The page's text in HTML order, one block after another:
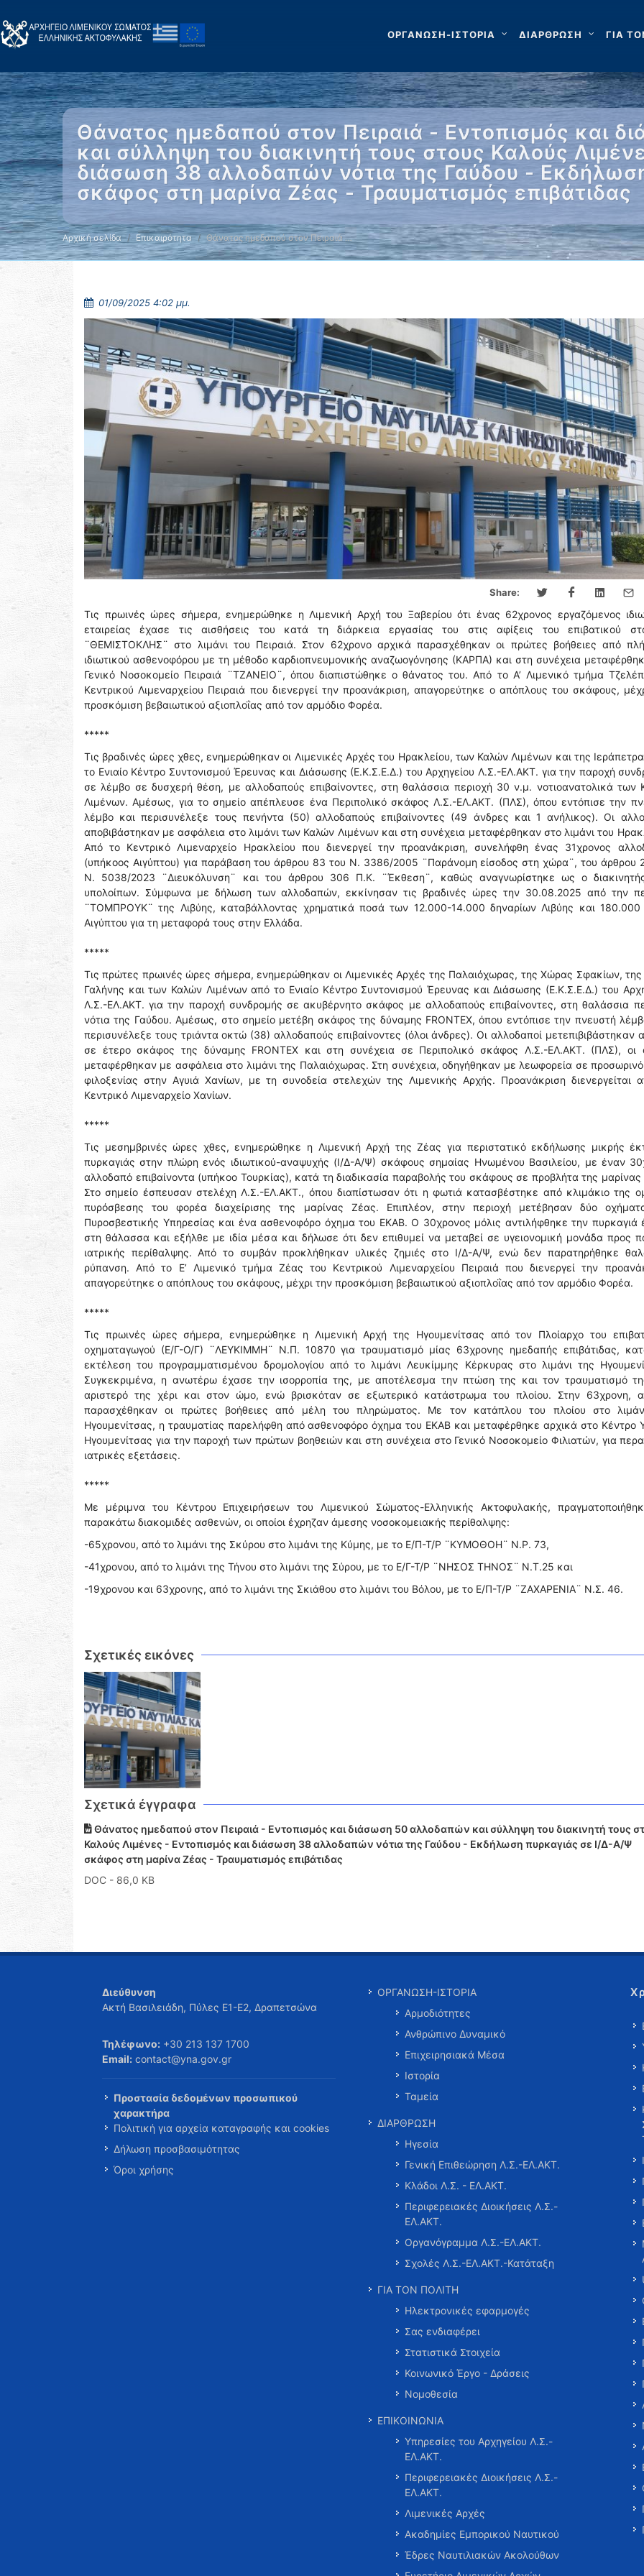
ΟΡΓΑΝΩΣΗ-ΙΣΤΟΡΙΑ ΔΙΑΡΘΡΩΣΗ ΓΙΑ
Θάνατος ημεδαπού στον Πειραιά - Εντοπισμός και
και σύλληψη του διακινητή τους στους Καλούς
διάσωση 38 αλλοδαπών νότια της Γαύδου -
σκάφος στη μαρίνα Ζέας - Τραυματισμός επιβάτιδας
Αρχική σελίδα Επικαιρότητα Θάνατος ημεδαπού στον Πειραιά …
01/09/2025 4:02 μμ.
Share:
Τις πρωινές ώρες σήμερα, ενημερώθηκε η Λιμενική Αρχή του Ξαβερίου ότι ένας 62χρονος εργαζόμενος
εταιρείας έχασε τις αισθήσεις του κατά τη διάρκεια εργασίας του στις αφίξεις του επιβατικού
¨ΘΕΜΙΣΤΟΚΛΗΣ¨ στο λιμάνι του Πειραιά. Στον 62χρονο αρχικά παρασχέθηκαν οι πρώτες βοήθειες από
ιδιωτικού ασθενοφόρου με τη μέθοδο καρδιοπνευμονικής αναζωογόνησης (ΚΑΡΠΑ) και στη συνέχεια
Γενικό Νοσοκομείο Πειραιά ¨ΤΖΑΝΕΙΟ¨, όπου διαπιστώθηκε ο θάνατος του. Από το Α’ Λιμενικό τμήμα
Κεντρικού Λιμεναρχείου Πειραιά που διενεργεί την προανάκριση, απαγορεύτηκε ο απόπλους του σκάφους,
προσκόμιση βεβαιωτικού αξιοπλοΐας από τον αρμόδιο Φορέα.
*****
Τις βραδινές ώρες χθες, ενημερώθηκαν οι Λιμενικές Αρχές του Ηρακλείου, των Καλών Λιμένων και της
το Ενιαίο Κέντρο Συντονισμού Έρευνας και Διάσωσης (Ε.Κ.Σ.Ε.Δ.) του Αρχηγείου Λ.Σ.-ΕΛ.ΑΚΤ. για την παροχή
σε λέμβο σε δυσχερή θέση, με αλλοδαπούς επιβαίνοντες, στη θαλάσσια περιοχή 30 ν.μ. νοτιοανατολικά των
Λιμένων. Αμέσως, για το σημείο απέπλευσε ένα Περιπολικό σκάφος Λ.Σ.-ΕΛ.ΑΚΤ. (ΠΛΣ), όπου εντόπισε την
λέμβο και περισυνέλεξε τους πενήντα (50) αλλοδαπούς επιβαίνοντες (49 άνδρες και 1 ανήλικος). Οι
αποβιβάστηκαν με ασφάλεια στο λιμάνι των Καλών Λιμένων και στη συνέχεια μεταφέρθηκαν στο λιμάνι του
Από το Κεντρικό Λιμεναρχείο Ηρακλείου που διενεργεί την προανάκριση, συνελήφθη ένας 31χρονος
(υπήκοος Αιγύπτου) για παράβαση του άρθρου 83 του Ν. 3386/2005 ¨Παράνομη είσοδος στη χώρα¨, του άρθρου
Ν. 5038/2023 ¨Διευκόλυνση¨ και του άρθρου 306 Π.Κ. ¨Έκθεση¨, καθώς αναγνωρίστηκε ως ο
υπολοίπων. Σύμφωνα με δήλωση των αλλοδαπών, εκκίνησαν τις βραδινές ώρες την 30.08.2025 από την
¨ΤΟΜΠΡΟΥΚ¨ της Λιβύης, καταβάλλοντας χρηματικά ποσά των 12.000-14.000 δηναρίων Λιβύης και 180.000
Αιγύπτου για τη μεταφορά τους στην Ελλάδα.
*****
Τις πρώτες πρωινές ώρες σήμερα, ενημερώθηκαν οι Λιμενικές Αρχές της Παλαιόχωρας, της Χώρας Σφακίων, της
Γαλήνης και των Καλών Λιμένων από το Ενιαίο Κέντρο Συντονισμού Έρευνας και Διάσωσης (Ε.Κ.Σ.Ε.Δ.) του
Λ.Σ.-ΕΛ.ΑΚΤ. για την παροχή συνδρομής σε ακυβέρνητο σκάφος με αλλοδαπούς επιβαίνοντες, στη θαλάσσια
νότια της Γαύδου. Αμέσως, στο σημείο μετέβη σκάφος της δύναμης FRONTEX, όπου εντόπισε την πνευστή
περισυνέλεξε τους τριάντα οκτώ (38) αλλοδαπούς επιβαίνοντες (όλοι άνδρες). Οι αλλοδαποί μετεπιβιβάστηκαν
σε έτερο σκάφος της δύναμης FRONTEX και στη συνέχεια σε Περιπολικό σκάφος Λ.Σ.-ΕΛ.ΑΚΤ. (ΠΛΣ), οι
μεταφέρθηκαν με ασφάλεια στο λιμάνι της Παλαιόχωρας. Στη συνέχεια, οδηγήθηκαν με λεωφορεία σε
φιλοξενίας στην Αγυιά Χανίων, με τη συνοδεία στελεχών της Λιμενικής Αρχής. Προανάκριση διενεργείται
Κεντρικό Λιμεναρχείο Χανίων.
*****
Τις μεσημβρινές ώρες χθες, ενημερώθηκε η Λιμενική Αρχή της Ζέας για περιστατικό εκδήλωσης μικρής
πυρκαγιάς στην πλώρη ενός ιδιωτικού-αναψυχής (Ι/Δ-Α/Ψ) σκάφους σημαίας Ηνωμένου Βασιλείου, με έναν
αλλοδαπό επιβαίνοντα (υπήκοο Τουρκίας), κατά τη διαδικασία παραβολής του σκάφους σε προβλήτα της
Στο σημείο έσπευσαν στελέχη Λ.Σ.-ΕΛ.ΑΚΤ., όπου διαπίστωσαν ότι η φωτιά κατασβέστηκε από κλιμάκιο της
πυρόσβεσης του φορέα διαχείρισης της μαρίνας Ζέας. Επιπλέον, στην περιοχή μετέβησαν δύο
Πυροσβεστικής Υπηρεσίας και ένα ασθενοφόρο όχημα του ΕΚΑΒ. Ο 30χρονος μόλις αντιλήφθηκε την πυρκαγιά
στη θάλασσα και εξήλθε με ιδία μέσα και δήλωσε ότι δεν επιθυμεί να μεταβεί σε υγειονομική μονάδα προς
ιατρικής περίθαλψης. Από το συμβάν προκλήθηκαν υλικές ζημιές στο Ι/Δ-Α/Ψ, ενώ δεν παρατηρήθηκε
ρύπανση. Από το Ε’ Λιμενικό τμήμα Ζέας του Κεντρικού Λιμεναρχείου Πειραιά που διενεργεί την
απαγορεύτηκε ο απόπλους του σκάφους, μέχρι την προσκόμιση βεβαιωτικού αξιοπλοΐας από τον αρμόδιο Φορέα.
*****
Τις πρωινές ώρες σήμερα, ενημερώθηκε η Λιμενική Αρχή της Ηγουμενίτσας από τον Πλοίαρχο του
οχηματαγωγού (Ε/Γ-Ο/Γ) ¨ΛΕΥΚΙΜΜΗ¨ Ν.Π. 10870 για τραυματισμό μίας 63χρονης ημεδαπής επιβάτιδας,
εκτέλεση του προγραμματισμένου δρομολογίου από το λιμάνι Λευκίμμης Κέρκυρας στο λιμάνι της
Συγκεκριμένα, η ανωτέρω έχασε την ισορροπία της, με αποτέλεσμα την πτώση της και τον τραυματισμό
αριστερό της χέρι και στον ώμο, ενώ βρισκόταν σε εξωτερικό κατάστρωμα του πλοίου. Στην 63χρονη,
παρασχέθηκαν οι πρώτες βοήθειες από μέλη του πληρώματος. Με τον κατάπλου του πλοίου στο
Ηγουμενίτσας, η τραυματίας παρελήφθη από ασθενοφόρο όχημα του ΕΚΑΒ και μεταφέρθηκε αρχικά στο Κέντρο
Ηγουμενίτσας για την παροχή των πρώτων βοηθειών και στη συνέχεια στο Γενικό Νοσοκομείο Φιλιατών, για
ιατρικές εξετάσεις.
*****
Με μέριμνα του Κέντρου Επιχειρήσεων του Λιμενικού Σώματος-Ελληνικής Ακτοφυλακής,
παρακάτω διακομιδές ασθενών, οι οποίοι έχρηζαν άμεσης νοσοκομειακής περίθαλψης:
-65χρονου, από το λιμάνι της Σκύρου στο λιμάνι της Κύμης, με το Ε/Π-Τ/Ρ ¨ΚΥΜΟΘΟΗ¨ Ν.Ρ. 73,
-41χρονου, από το λιμάνι της Τήνου στο λιμάνι της Σύρου, με το Ε/Γ-Τ/Ρ ¨ΝΗΣΟΣ ΤΗΝΟΣ¨ Ν.Τ.25 και
-19χρονου και 63χρονης, από το λιμάνι της Σκιάθου στο λιμάνι του Βόλου, με το Ε/Π-Τ/Ρ ¨ΖΑΧΑΡΕΝΙΑ¨ Ν.Σ. 46.
Σχετικές εικόνες
Σχετικά έγγραφα
Θάνατος ημεδαπού στον Πειραιά - Εντοπισμός και διάσωση 50 αλλοδαπών και σύλληψη του διακινητή τους
Καλούς Λιμένες - Εντοπισμός και διάσωση 38 αλλοδαπών νότια της Γαύδου - Εκδήλωση πυρκαγιάς σε Ι/Δ-Α/Ψ
σκάφος στη μαρίνα Ζέας - Τραυματισμός επιβάτιδας
DOC - 86,0 KB
Διεύθυνση
Ακτή Βασιλειάδη, Πύλες Ε1-Ε2, Δραπετσώνα
Τηλέφωνο: +30 213 137 1700
Email: contact@yna.gov.gr
Προστασία δεδομένων προσωπικού
χαρακτήρα
Πολιτική για αρχεία καταγραφής και cookies
Δήλωση προσβασιμότητας
Όροι χρήσης
ΟΡΓΑΝΩΣΗ-ΙΣΤΟΡΙΑ
Αρμοδιότητες
Ανθρώπινο Δυναμικό
Επιχειρησιακά Μέσα
Ιστορία
Ταμεία
ΔΙΑΡΘΡΩΣΗ
Ηγεσία
Γενική Επιθεώρηση Λ.Σ.-ΕΛ.ΑΚΤ.
Κλάδοι Λ.Σ. - ΕΛ.ΑΚΤ.
Περιφερειακές Διοικήσεις Λ.Σ.-
ΕΛ.ΑΚΤ.
Οργανόγραμμα Λ.Σ.-ΕΛ.ΑΚΤ.
Σχολές Λ.Σ.-ΕΛ.ΑΚΤ.-Κατάταξη
ΓΙΑ ΤΟΝ ΠΟΛΙΤΗ
Ηλεκτρονικές εφαρμογές
Σας ενδιαφέρει
Στατιστικά Στοιχεία
Κοινωνικό Έργο - Δράσεις
Νομοθεσία
ΕΠΙΚΟΙΝΩΝΙΑ
Υπηρεσίες του Αρχηγείου Λ.Σ.-
ΕΛ.ΑΚΤ.
Περιφερειακές Διοικήσεις Λ.Σ.-
ΕΛ.ΑΚΤ.
Λιμενικές Αρχές
Ακαδημίες Εμπορικού Ναυτικού
Έδρες Ναυτιλιακών Ακολούθων